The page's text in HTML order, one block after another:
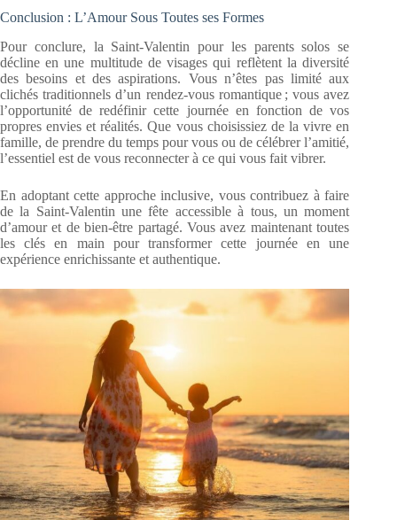
Conclusion : L’Amour Sous Toutes ses Formes
Pour conclure, la Saint-Valentin pour les parents solos se
décline en une multitude de visages qui reflètent la diversité
des besoins et des aspirations. Vous n’êtes pas limité aux
clichés traditionnels d’un rendez-vous romantique ; vous avez
l’opportunité de redéfinir cette journée en fonction de vos
propres envies et réalités. Que vous choisissiez de la vivre en
famille, de prendre du temps pour vous ou de célébrer l’amitié,
l’essentiel est de vous reconnecter à ce qui vous fait vibrer.
En adoptant cette approche inclusive, vous contribuez à faire
de la Saint-Valentin une fête accessible à tous, un moment
d’amour et de bien-être partagé. Vous avez maintenant toutes
les clés en main pour transformer cette journée en une
expérience enrichissante et authentique.